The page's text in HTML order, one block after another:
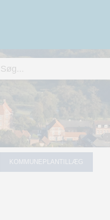
KOMMUNEPLANTILLÆG